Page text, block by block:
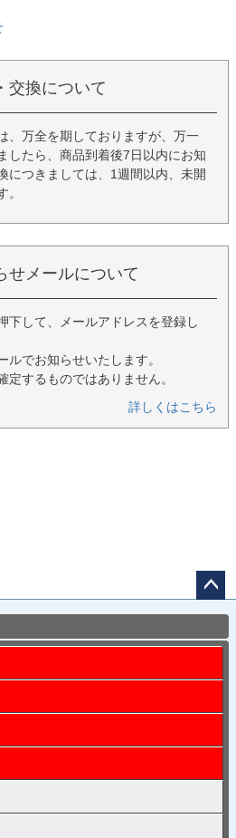
交換について
、万全を期しておりますが、万一
したら、商品到着後7日以内にお知
につきましては、1週間以内、未開
。
せメールについて
下して、メールアドレスを登録し
ルでお知らせいたします。
定するものではありません。
詳しくはこちら
ップ